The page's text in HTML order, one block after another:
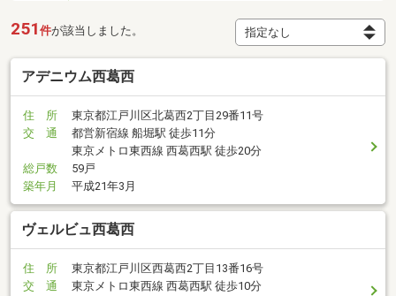
251 件が該当しました。
アデニウム西葛西
住 所
東京都江戸川区北葛西2丁目29番11号
交 通
都営新宿線 船堀駅 徒歩11分
東京メトロ東西線 西葛西駅 徒歩20分
総戸数
59戸
築年月
平成21年3月
ヴェルビュ西葛西
住 所
東京都江戸川区西葛西2丁目13番16号
交 通
東京メトロ東西線 西葛西駅 徒歩10分